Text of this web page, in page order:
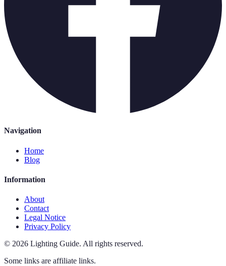
Navigation
Home
Blog
Information
About
Contact
Legal Notice
Privacy Policy
© 2026 Lighting Guide. All rights reserved.
Some links are affiliate links.